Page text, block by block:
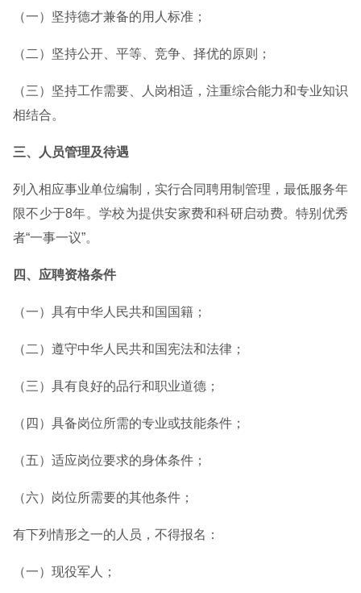
（一）坚持德才兼备的用人标准；
（二）坚持公开、平等、竞争、择优的原则；
（三）坚持工作需要、人岗相适，注重综合能力和专业知识
相结合。
三、人员管理及待遇
列入相应事业单位编制，实行合同聘用制管理，最低服务年
限不少于8年。学校为提供安家费和科研启动费。特别优秀
者“一事一议”。
四、应聘资格条件
（一）具有中华人民共和国国籍；
（二）遵守中华人民共和国宪法和法律；
（三）具有良好的品行和职业道德；
（四）具备岗位所需的专业或技能条件；
（五）适应岗位要求的身体条件；
（六）岗位所需要的其他条件；
有下列情形之一的人员，不得报名：
（一）现役军人；